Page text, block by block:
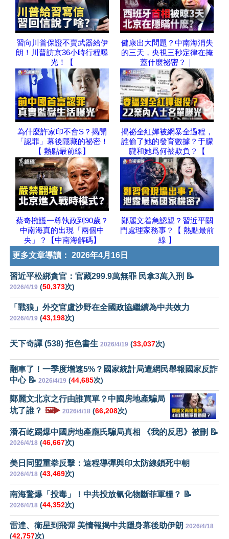
習向川普保證不賣武器給伊
朗！川普訪京36小時行程曝
光！【
健康出大問題？中南海消失
的三天，央視三秒定律在掩
蓋什麼祕密？｜
為什麼許家印不會S？揭開
「認罪」幕後隱藏的祕密！
【 熱點最前線】
揭祕全紅嬋被網暴全過程，
誰偷了她的發育數據？于朦
朧和她爲何被欺負？【
蔡奇擁護一尊執政到90歲？
中南海真的出現「兩個中
央」？【中南海解碼】
鄭麗文着急認親？習近平關
門處理家務事？【 熱點最前
線 】
更多文章導讀： 2026年4月16日
習近平松綁貪官：官藏299.9萬無罪 民拿3萬入刑 📝
2026/4/19 (50,373次)
「戰狼」外交官盧沙野在全國政協繼續為中共效力
2026/4/19 (43,198次)
天下奇譚 (538) 拒色書生 2026/4/19 (33,037次)
翻車了！一季度增速5%？國家統計局遭網民舉報國家反詐
中心 📝 2026/4/19 (44,685次)
鄭麗文北京之行由誰買單？中國房地產騙局
坑了誰？ 🖼️▶️ 2026/4/18 (66,208次)
潘石屹踢爆中國房地產龐氏騙局真相 《我的反思》被刪 📝
2026/4/18 (46,667次)
美日同盟重拳反擊：遠程導彈與印太防線鎖死中朝
2026/4/18 (43,469次)
南海驚爆「投毒」！中共投放氰化物斷菲軍糧？ 📝
2026/4/18 (44,352次)
雷達、衛星到飛彈 美情報揭中共隱身幕後助伊朗 2026/4/18
(42,757次)